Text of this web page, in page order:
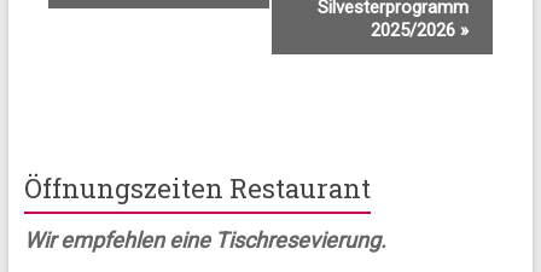
e
s
t
a
Silvesterprogramm
2025/2026»
Öffnungszeiten Restaurant
Wir empfehlen eine Tischresevierung.